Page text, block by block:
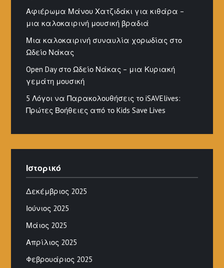
Αφιέρωμα Μάνου Χατζιδάκι για κιθάρα –
μια καλοκαιρινή μουσική βραδιά
Μια καλοκαιρινή συναυλία χορωδίας στο
Ωδείο Νάκας
Open Day στο Ωδείο Νάκας – μια Κυριακή
γεμάτη μουσική
5 Λόγοι να Παρακολουθήσεις το iSAVElives:
Πρώτες Βοήθειες από το Kids Save Lives
Ιστορικό
Δεκέμβριος 2025
Ιούνιος 2025
Μάιος 2025
Απρίλιος 2025
Φεβρουάριος 2025